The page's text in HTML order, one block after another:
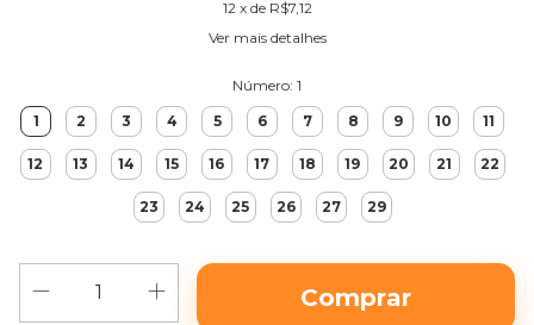
12 x de R$7,12
Ver mais detalhes
Número: 1
1
2 3 4 5 6 7 8 9 10 11
12 13 14 15 16 17 18 19 20 21 22
23 24 25 26 27 29